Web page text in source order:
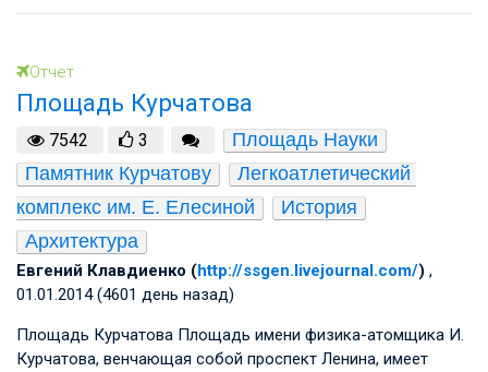
Отчет
Площадь Курчатова
7542 3
Площадь Науки
Памятник Курчатову
Легкоатлетический
комплекс им. Е. Елесиной
История
Архитектура
Евгений Клавдиенко (http://ssgen.livejournal.com/) ,
01.01.2014 (4601 день назад)
Площадь Курчатова Площадь имени физика-атомщика И.
Курчатова, венчающая собой проспект Ленина, имеет